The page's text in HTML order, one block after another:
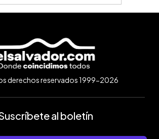
derechos reservados 1999-2026
al boletín